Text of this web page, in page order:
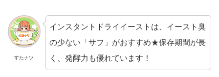
すたナツ
インスタントドライイーストは、イースト臭
の少ない「サフ」がおすすめ★保存期間が長
く、発酵力も優れています！